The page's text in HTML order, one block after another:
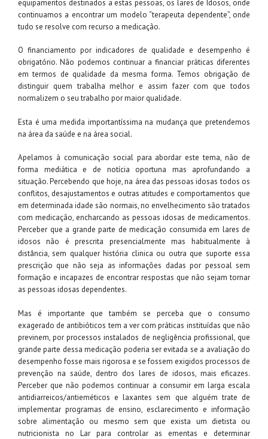
equipamentos destinados a estas pessoas, os lares de Idosos, onde
continuamos a encontrar um modelo “terapeuta dependente”, onde
tudo se resolve com recurso a medicação.
O financiamento por indicadores de qualidade e desempenho é
obrigatório. Não podemos continuar a financiar práticas diferentes
em termos de qualidade da mesma forma. Temos obrigação de
distinguir quem trabalha melhor e assim fazer com que todos
normalizem o seu trabalho por maior qualidade.
Esta é uma medida importantíssima na mudança que pretendemos
na área da saúde e na área social.
Apelamos à comunicação social para abordar este tema, não de
forma mediática e de notícia oportuna mas aprofundando a
situação. Percebendo que hoje, na área das pessoas idosas todos os
conflitos, desajustamentos e outras atitudes e comportamentos que
em determinada idade são normais, no envelhecimento são tratados
com medicação, encharcando as pessoas idosas de medicamentos.
Perceber que a grande parte de medicação consumida em lares de
idosos não é prescrita presencialmente mas habitualmente à
distância, sem qualquer história clinica ou outra que suporte essa
prescrição que não seja as informações dadas por pessoal sem
formação e incapazes de encontrar respostas que não sejam tornar
as pessoas idosas dependentes.
Mas é importante que também se perceba que o consumo
exagerado de antibióticos tem a ver com práticas instituídas que não
previnem, por processos instalados de negligência profissional, que
grande parte dessa medicação poderia ser evitada se a avaliação do
desempenho fosse mais rigorosa e se fossem exigidos processos de
prevenção na saúde, dentro dos lares de idosos, mais eficazes.
Perceber que não podemos continuar a consumir em larga escala
antidiarreicos/antieméticos e laxantes sem que alguém trate de
implementar programas de ensino, esclarecimento e informação
sobre alimentação ou mesmo sem que exista um dietista ou
nutricionista no Lar para controlar as ementas e determinar